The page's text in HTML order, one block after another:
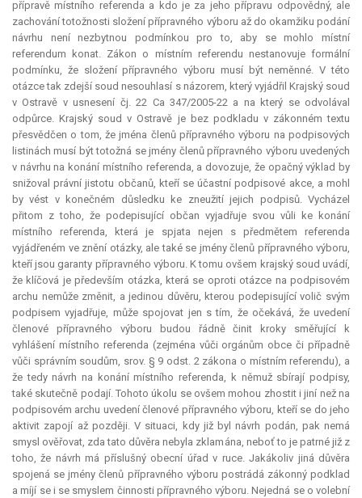
přípravě místního referenda a kdo je za jeho přípravu odpovědný, ale
zachování totožnosti složení přípravného výboru až do okamžiku podání
návrhu není nezbytnou podmínkou pro to, aby se mohlo místní
referendum konat. Zákon o místním referendu nestanovuje formální
podmínku, že složení přípravného výboru musí být neměnné. V této
otázce tak zdejší soud nesouhlasí s názorem, který vyjádřil Krajský soud
v Ostravě v usnesení čj. 22 Ca 347/2005-22 a na který se odvolával
odpůrce. Krajský soud v Ostravě je bez podkladu v zákonném textu
přesvědčen o tom, že jména členů přípravného výboru na podpisových
listinách musí být totožná se jmény členů přípravného výboru uvedených
v návrhu na konání místního referenda, a dovozuje, že opačný výklad by
snižoval právní jistotu občanů, kteří se účastní podpisové akce, a mohl
by vést v konečném důsledku ke zneužití jejich podpisů. Vycházel
přitom z toho, že podepisující občan vyjadřuje svou vůli ke konání
místního referenda, která je spjata nejen s předmětem referenda
vyjádřeném ve znění otázky, ale také se jmény členů přípravného výboru,
kteří jsou garanty přípravného výboru. K tomu ovšem krajský soud uvádí,
že klíčová je především otázka, která se oproti otázce na podpisovém
archu nemůže změnit, a jedinou důvěru, kterou podepisující volič svým
podpisem vyjadřuje, může spojovat jen s tím, že očekává, že uvedení
členové přípravného výboru budou řádně činit kroky směřující k
vyhlášení místního referenda (zejména vůči orgánům obce či případně
vůči správním soudům, srov. § 9 odst. 2 zákona o místním referendu), a
že tedy návrh na konání místního referenda, k němuž sbírají podpisy,
také skutečně podají. Tohoto úkolu se ovšem mohou zhostit i jiní než na
podpisovém archu uvedení členové přípravného výboru, kteří se do jeho
aktivit zapojí až později. V situaci, kdy již byl návrh podán, pak nemá
smysl ověřovat, zda tato důvěra nebyla zklamána, neboť to je patrné již z
toho, že návrh má příslušný obecní úřad v ruce. Jakákoliv jiná důvěra
spojená se jmény členů přípravného výboru postrádá zákonný podklad
a míjí se i se smyslem činnosti přípravného výboru. Nejedná se o volební